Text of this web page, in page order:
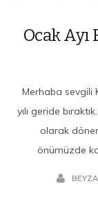
Ocak
Merhaba sevgili
yılı geride
olarak
önümüzde